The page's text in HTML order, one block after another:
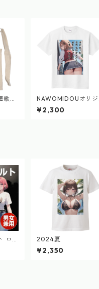
ト
NAWOMIDOUオリジ
ナル シィカちゃん
短歌Tシャツ 2024.9
¥2,300
ロッ
2024夏
¥2,350